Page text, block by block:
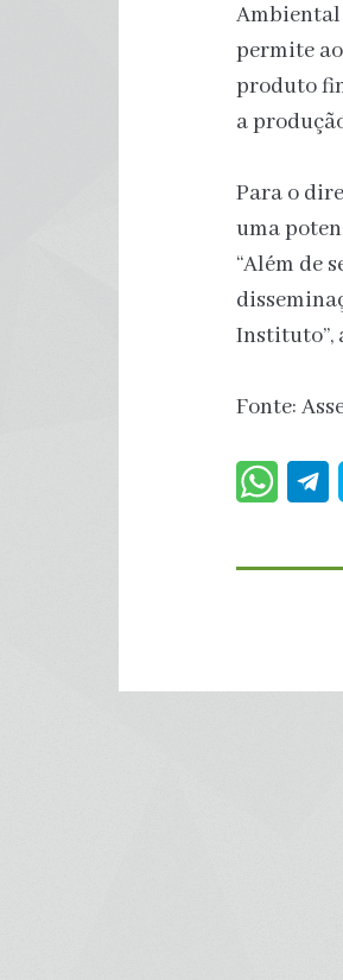
Ambiental
permite
produto
a
Para o
uma
“Além de
Instituto”,
Fonte: